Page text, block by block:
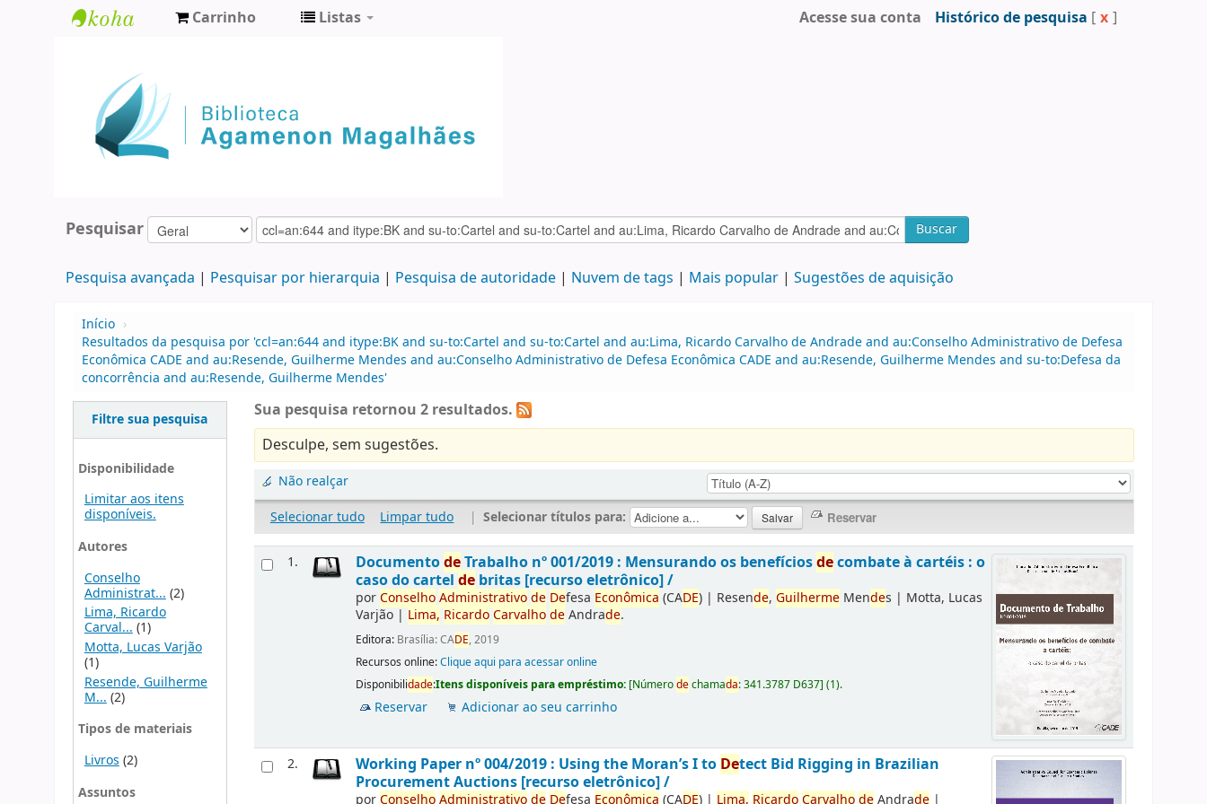
Agamenon
Magalhães
Carrinho Listas Acesse sua conta Histórico de pesquisa [ x ]
Pesquisar Buscar
Pesquisa avançada Pesquisar por hierarquia Pesquisa de autoridade Nuvem de tags Mais popular Sugestões de aquisição
Início ›
Resultados da pesquisa por 'ccl=an:644 and itype:BK and su-to:Cartel and su-to:Cartel and au:Lima, Ricardo Carvalho de Andrade and au:Conselho Administrativo de Defesa
Econômica CADE and au:Resende, Guilherme Mendes and au:Conselho Administrativo de Defesa Econômica CADE and au:Resende, Guilherme Mendes and su-to:Defesa da
concorrência and au:Resende, Guilherme Mendes'
Filtre sua pesquisa
Disponibilidade
Limitar aos itens
disponíveis.
Autores
Conselho
Administrat... (2)
Lima, Ricardo
Carval...(1)
Motta, Lucas Varjão
(1)
Resende, Guilherme
M... (2)
Tipos de materiais
Livros (2)
Assuntos
Sua pesquisa retornou 2 resultados.
Desculpe, sem sugestões.
Não realçar
Selecionar tudo
Limpar tudo | Selecionar títulos para:
1. DocumentodeTrabalho nº 001/2019 : Mensurando os benefíciosdecombate à cartéis : o
caso do cartelde britas [recurso eletrônico] /
porConselhoAdministrativode Defesa Econômica (CADE) | Resende,Guilherme Mendes | Motta, Lucas
Varjão | Lima, RicardoCarvalhodeAndrade.
Editora: Brasília: CADE, 2019
Recursos online:Clique aqui para acessar online
Disponibilidade:Itens disponíveis para empréstimo: [Númerodechamada:341.3787 D637](1).
Reservar Adicionar ao seu carrinho
2. Working Paper nº 004/2019 : Using the Moran’s I to Detect Bid Rigging in Brazilian
Procurement Auctions [recurso eletrônico] /